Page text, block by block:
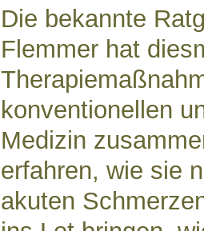
Die bekannte
Flemmer hat
konventionellen
Medizin
erfahren, wie sie
akuten